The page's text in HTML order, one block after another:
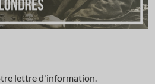
lettre d'information.